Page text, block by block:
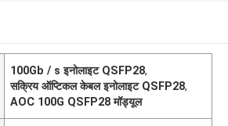
100Gb / s इनोलाइट QSFP28,
सक्रिय ऑप्टिकल केबल इनोलाइट QSFP28,
AOC 100G QSFP28 मॉड्यूल